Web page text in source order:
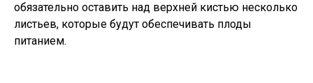
обязательно оставить над верхней кистью несколько
листьев, которые будут обеспечивать плоды
питанием.